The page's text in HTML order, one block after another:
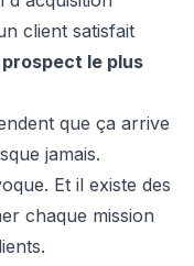
client satisfait
prospect le plus
que ça arrive
jamais.
Et il existe des
chaque mission